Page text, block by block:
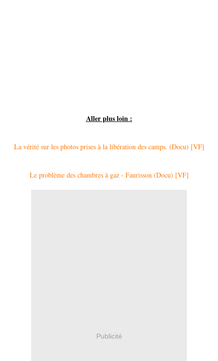
Aller plus loin :
La vérité sur les photos prises à la libération des camps. (Docu) [VF]
Le problème des chambres à gaz - Faurisson (Docu) [VF]
Publicité